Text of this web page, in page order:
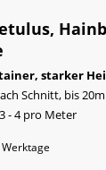
starker
Schnitt, bis 20m
- 4 pro Meter